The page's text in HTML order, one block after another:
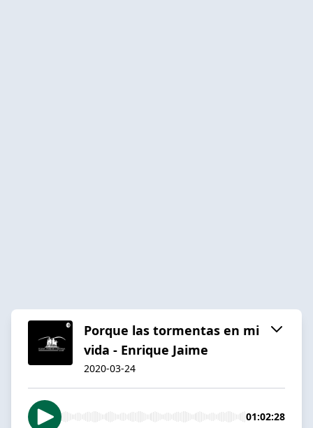
Porque las tormentas en mi
vida - Enrique Jaime
2020-03-24
01:02:28